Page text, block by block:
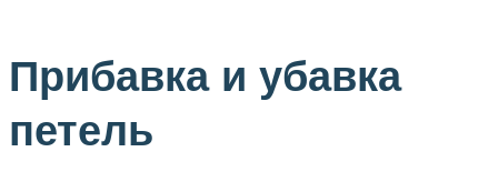
Прибавка и убавка
петель